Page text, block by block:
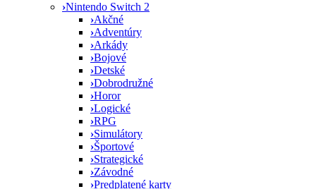
›Nintendo Switch 2
›Akčné
›Adventúry
›Arkády
›Bojové
›Detské
›Dobrodružné
›Horor
›Logické
›RPG
›Simulátory
›Športové
›Strategické
›Závodné
›Predplatené karty